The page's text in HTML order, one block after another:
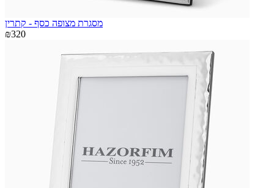
מסגרת מצופה כסף - קתרין
₪320